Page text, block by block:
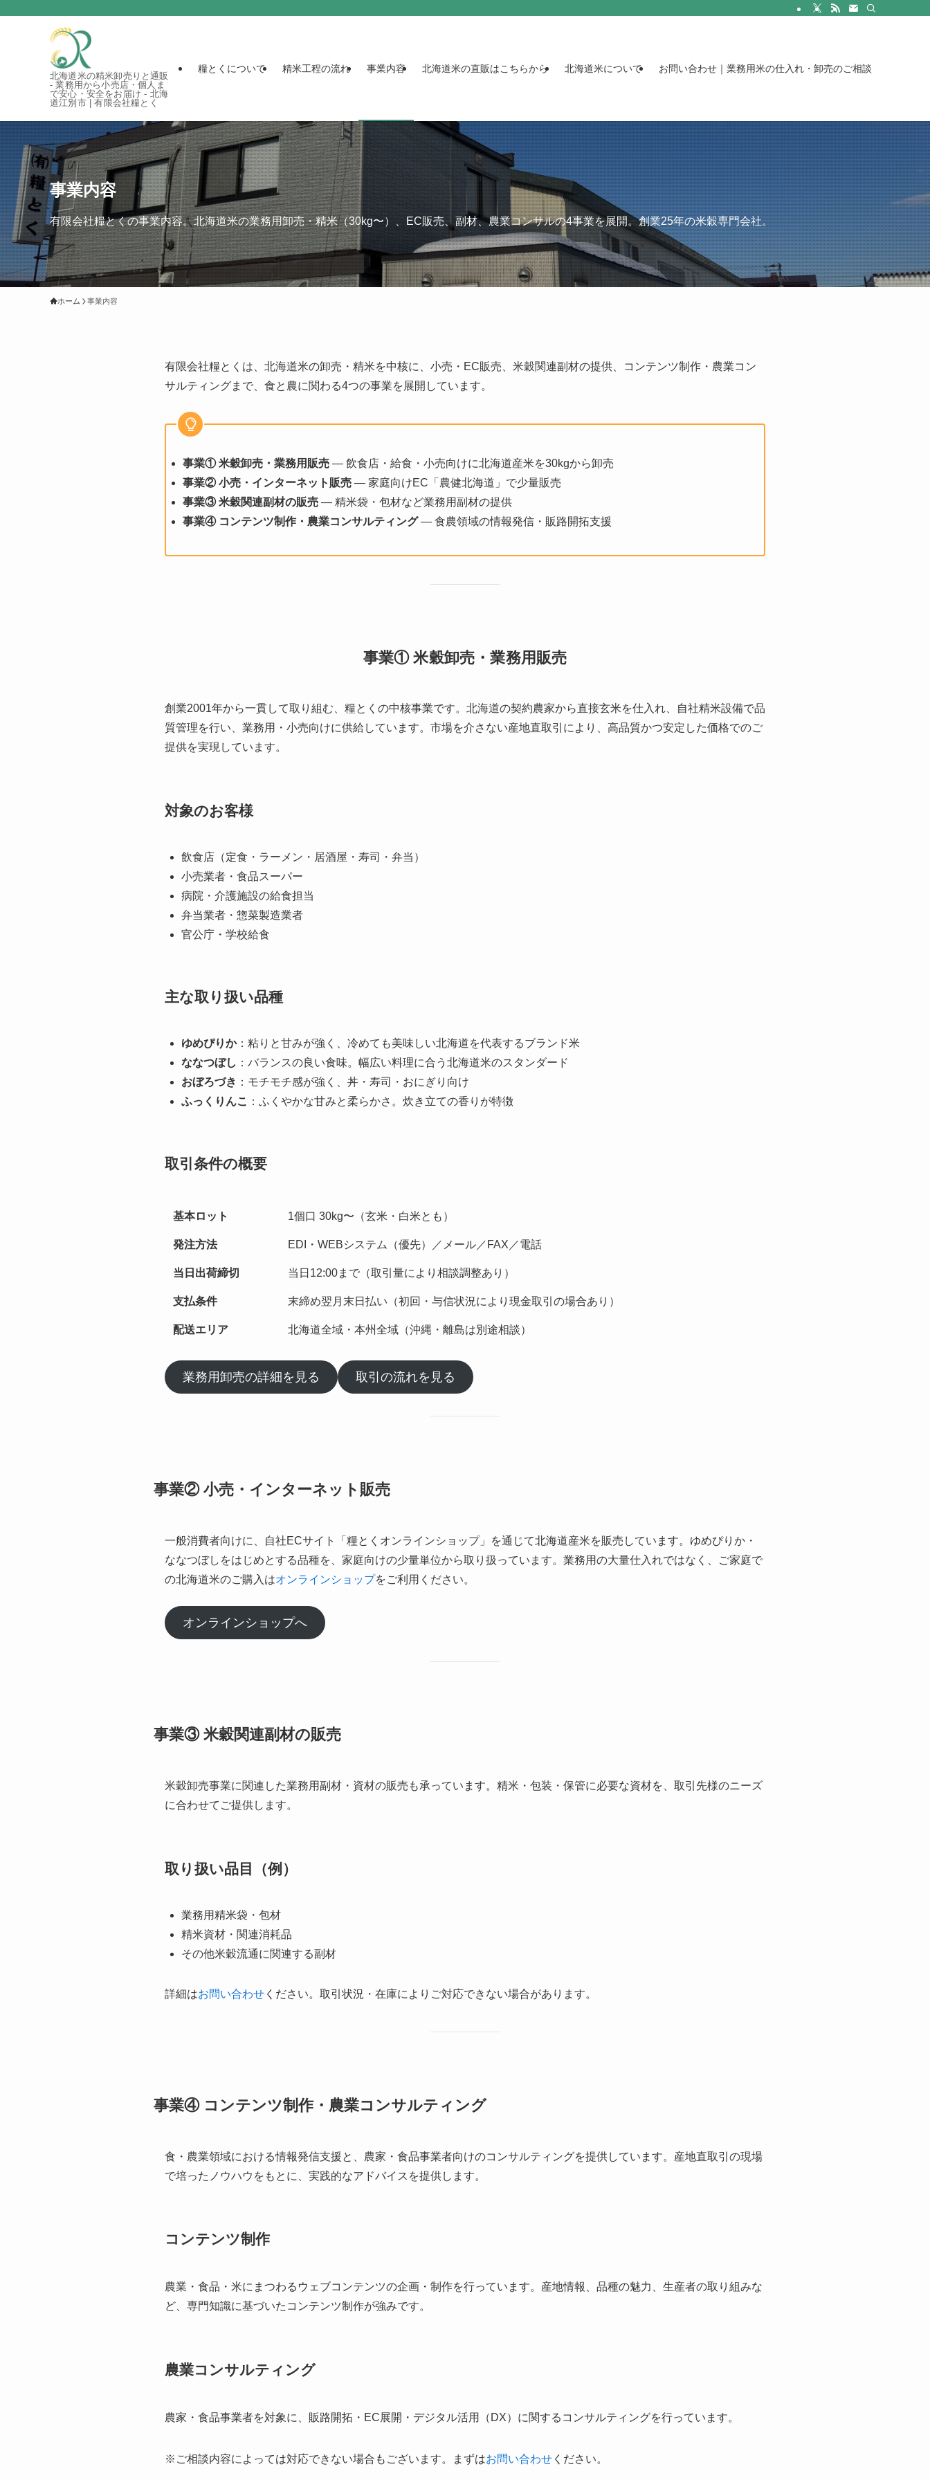
北海道米の精米卸売りと通販
- 業務用から小売店・個人ま
で安心・安全をお届け - 北海
道江別市 | 有限会社糧とく
糧とくについて 精米工程の流れ 事業内容 北海道米の直販はこちらから 北海道米について お問い合わせ｜業務用米の仕入れ・卸売のご相談
事業内容
有限会社糧とくの事業内容。北海道米の業務用卸売・精米（30kg〜）、EC販売、副材、農業コンサルの4事業を展開。創業25年の米穀専門会社。
ホーム 事業内容
有限会社糧とくは、北海道米の卸売・精米を中核に、小売・EC販売、米穀関連副材の提供、コンテンツ制作・農業コン
サルティングまで、食と農に関わる4つの事業を展開しています。
事業① 米穀卸売・業務用販売 — 飲食店・給食・小売向けに北海道産米を30kgから卸売
事業② 小売・インターネット販売 — 家庭向けEC「農健北海道」で少量販売
事業③ 米穀関連副材の販売 — 精米袋・包材など業務用副材の提供
事業④ コンテンツ制作・農業コンサルティング— 食農領域の情報発信・販路開拓支援
事業① 米穀卸売・業務用販売
創業2001年から一貫して取り組む、糧とくの中核事業です。北海道の契約農家から直接玄米を仕入れ、自社精米設備で品
質管理を行い、業務用・小売向けに供給しています。市場を介さない産地直取引により、高品質かつ安定した価格でのご
提供を実現しています。
対象のお客様
飲食店（定食・ラーメン・居酒屋・寿司・弁当）
小売業者・食品スーパー
病院・介護施設の給食担当
弁当業者・惣菜製造業者
官公庁・学校給食
主な取り扱い品種
ゆめぴりか：粘りと甘みが強く、冷めても美味しい北海道を代表するブランド米
ななつぼし ：バランスの良い食味。幅広い料理に合う北海道米のスタンダード
おぼろづき ：モチモチ感が強く、丼・寿司・おにぎり向け
ふっくりんこ
：ふくやかな甘みと柔らかさ。炊き立ての香りが特徴
取引条件の概要
基本ロット 1個口 30kg〜（玄米・白米とも）
発注方法 EDI・WEBシステム（優先）／メール／FAX／電話
当日出荷締切 当日12:00まで（取引量により相談調整あり）
支払条件 末締め翌月末日払い（初回・与信状況により現金取引の場合あり）
配送エリア 北海道全域・本州全域（沖縄・離島は別途相談）
業務用卸売の詳細を見る 取引の流れを見る
事業② 小売・インターネット販売
一般消費者向けに、自社ECサイト「糧とくオンラインショップ」を通じて北海道産米を販売しています。ゆめぴりか・
ななつぼしをはじめとする品種を、家庭向けの少量単位から取り扱っています。業務用の大量仕入れではなく、ご家庭で
の北海道米のご購入はオンラインショップをご利用ください。
オンラインショップへ
事業③ 米穀関連副材の販売
米穀卸売事業に関連した業務用副材・資材の販売も承っています。精米・包装・保管に必要な資材を、取引先様のニーズ
に合わせてご提供します。
取り扱い品目（例）
業務用精米袋・包材
精米資材・関連消耗品
その他米穀流通に関連する副材
詳細はお問い合わせ ください。取引状況・在庫によりご対応できない場合があります。
事業④ コンテンツ制作・農業コンサルティング
食・農業領域における情報発信支援と、農家・食品事業者向けのコンサルティングを提供しています。産地直取引の現場
で培ったノウハウをもとに、実践的なアドバイスを提供します。
コンテンツ制作
農業・食品・米にまつわるウェブコンテンツの企画・制作を行っています。産地情報、品種の魅力、生産者の取り組みな
ど、専門知識に基づいたコンテンツ制作が強みです。
農業コンサルティング
農家・食品事業者を対象に、販路開拓・EC展開・デジタル活用（DX）に関するコンサルティングを行っています。
※ご相談内容によっては対応できない場合もございます。まずはお問い合わせ ください。